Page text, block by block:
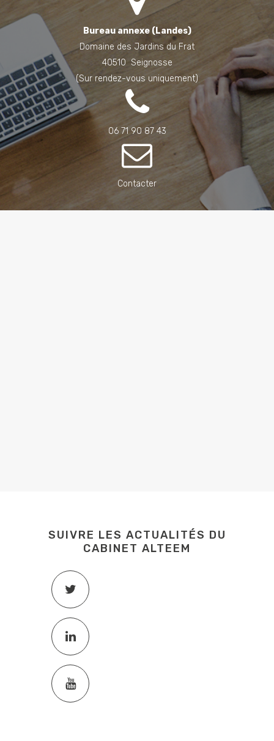
Bureau annexe (Landes)
Domaine des Jardins du Frat
40510 Seignosse
(Sur rendez-vous uniquement)
06 71 90 87 43
Contacter
SUIVRE LES ACTUALITÉS DU
CABINET ALTEEM